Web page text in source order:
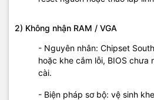
2) Không nhận RAM / VGA
- Nguyên nhân: Chipset
hoặc khe cắm lỗi, BIOS chưa
cài.
- Biện pháp sơ bộ: vệ sinh